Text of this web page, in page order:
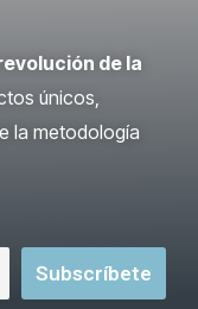
de la
únicos,
la metodología